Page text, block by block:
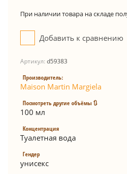
При наличии товара на складе
Добавить к сравнению
Артикул: d59383
Производитель:
Maison Martin Margiela
Посмотреть другие объёмы 🔃
100 мл
Концентрация
Туалетная вода
Гендер
унисекс